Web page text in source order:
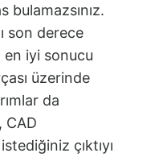
bulamazsınız.
son derece
en iyi sonucu
üzerinde
da
CAD
çıktıyı